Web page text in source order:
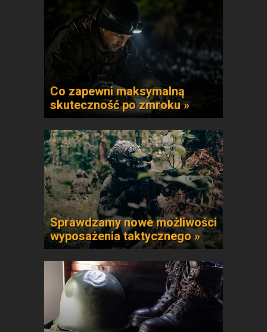
Co zapewni maksymalną
skuteczność po zmroku »
Sprawdzamy nowe możliwości
wyposażenia taktycznego »